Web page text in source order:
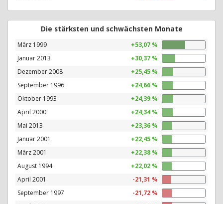
Die stärksten und schwächsten Monate
März 1999
+53,07 %
Januar 2013
+30,37 %
Dezember 2008
+25,45 %
September 1996
+24,66 %
Oktober 1993
+24,39 %
April 2000
+24,34 %
Mai 2013
+23,36 %
Januar 2001
+22,45 %
März 2001
+22,38 %
August 1994
+22,02 %
April 2001
-21,31 %
September 1997
-21,72 %